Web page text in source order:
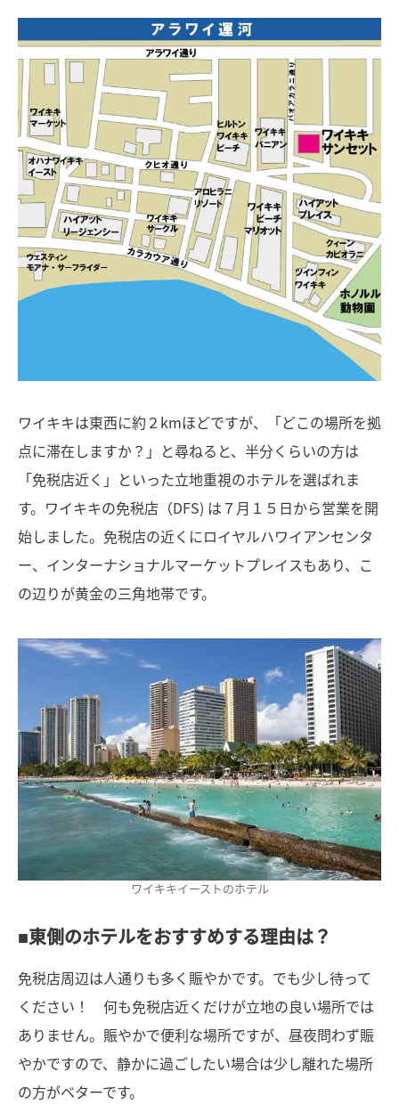
ワイキキは東西に約２kmほどですが、「どこの場所を拠
点に滞在しますか？」と尋ねると、半分くらいの方は
「免税店近く」といった立地重視のホテルを選ばれま
す。ワイキキの免税店（DFS) は７月１５日から営業を開
始しました。免税店の近くにロイヤルハワイアンセンタ
ー、インターナショナルマーケットプレイスもあり、こ
の辺りが黄金の三角地帯です。
ワイキキイーストのホテル
■東側のホテルをおすすめする理由は？
免税店周辺は人通りも多く賑やかです。でも少し待って
ください！ 何も免税店近くだけが立地の良い場所では
ありません。賑やかで便利な場所ですが、昼夜問わず賑
やかですので、静かに過ごしたい場合は少し離れた場所
の方がベターです。